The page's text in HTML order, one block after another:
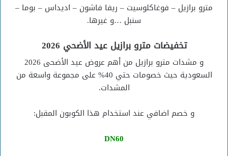
مترو برازيل – فوغاكلوسيت – ريفا فاشون – اديداس – بوما –
سنبل …و غيرها.
تخفيضات مترو برازيل عيد الأضحي 2026
و مشدات مترو برازيل من أهم عروض عيد الأضحى 2026
السعودية حيث خصومات حتي 40% على مجموعة واسعة من
المشدات.
و خصم اضافي عند استخدام هذا الكوبون المقبل:
DN60